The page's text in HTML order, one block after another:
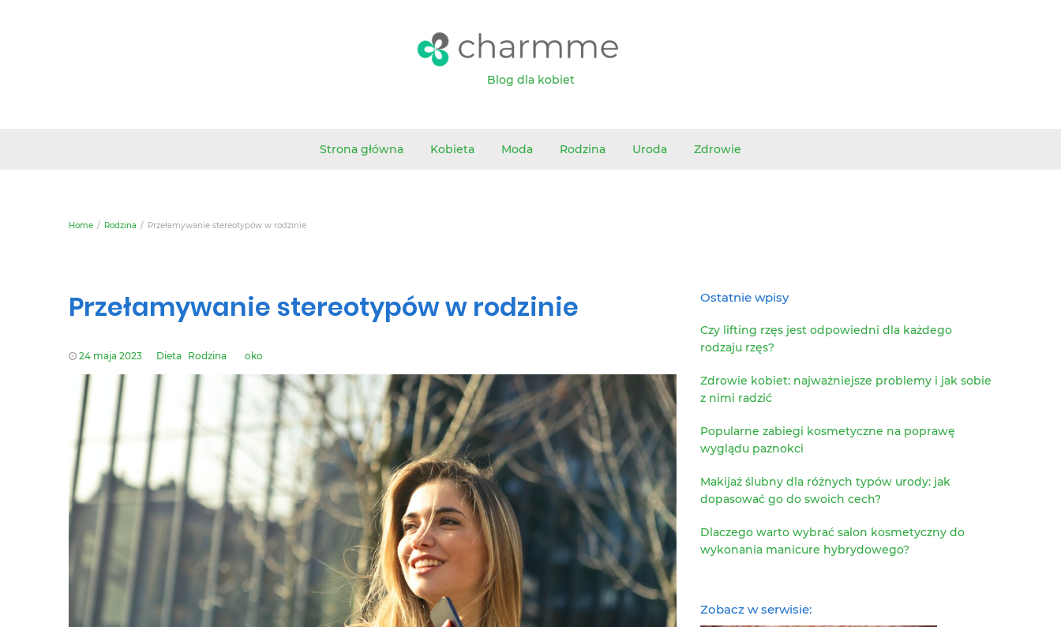
Blog dla kobiet
Strona główna Kobieta Moda Rodzina Uroda Zdrowie
Home Rodzina Przełamywanie stereotypów w rodzinie
Przełamywanie stereotypów w rodzinie
24 maja 2023 Dieta Rodzina oko
Ostatnie wpisy
Czy lifting rzęs jest odpowiedni dla każdego
rodzaju rzęs?
Zdrowie kobiet: najważniejsze problemy i jak sobie
z nimi radzić
Popularne zabiegi kosmetyczne na poprawę
wyglądu paznokci
Makijaż ślubny dla różnych typów urody: jak
dopasować go do swoich cech?
Dlaczego warto wybrać salon kosmetyczny do
wykonania manicure hybrydowego?
Zobacz w serwisie: